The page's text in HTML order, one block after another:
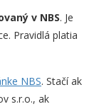
v NBS. Je
Pravidlá platia
NBS. Stačí ak
s.r.o., ak